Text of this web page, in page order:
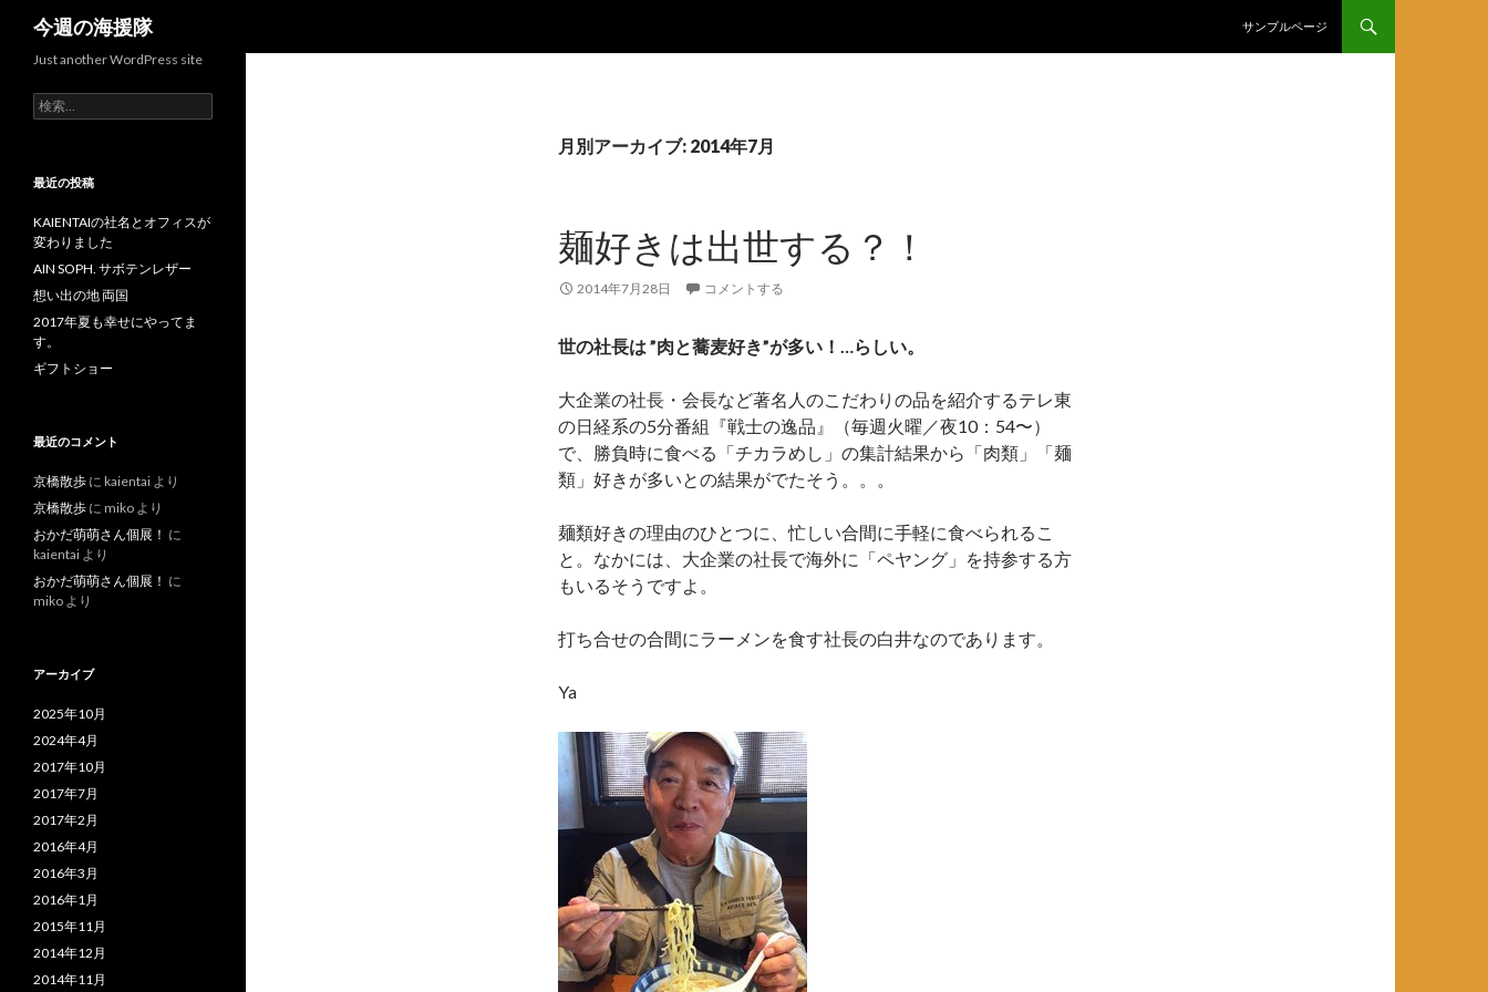
今週の海援隊
サンプルページ
月別アーカイブ: 2014年7月
麺好きは出世する？！
2014年7月28日 コメントする
世の社長は ”肉と蕎麦好き”が多い！…らしい。
大企業の社長・会長など著名人のこだわりの品を紹介するテレ東
の日経系の5分番組『戦士の逸品』（毎週火曜／夜10：54〜）
で、勝負時に食べる「チカラめし」の集計結果から「肉類」「麺
類」好きが多いとの結果がでたそう。。。
麺類好きの理由のひとつに、忙しい合間に手軽に食べられるこ
と。なかには、大企業の社長で海外に「ペヤング」を持参する方
もいるそうですよ。
打ち合せの合間にラーメンを食す社長の白井なのであります。
Ya
Just another WordPress site
検索:
最近の投稿
KAIENTAIの社名とオフィスが
変わりました
AIN SOPH. サボテンレザー
想い出の地 両国
2017年夏も幸せにやってま
す。
ギフトショー
最近のコメント
京橋散歩 に kaientai より
京橋散歩 に miko より
おかだ萌萌さん個展！ に
kaientai より
おかだ萌萌さん個展！ に
miko より
アーカイブ
2025年10月
2024年4月
2017年10月
2017年7月
2017年2月
2016年4月
2016年3月
2016年1月
2015年11月
2014年12月
2014年11月